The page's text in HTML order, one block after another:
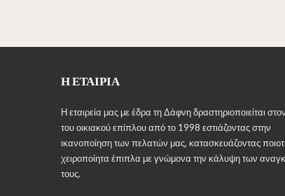
Η ΕΤΑΙΡΊΑ
Η εταιρεία μας με έδρα τη Δάφνη δραστηριοποιείται
του οικιακού επίπλου από το 1998 εστιάζοντας στην
ικανοποίηση των πελατών μας, κατασκευάζοντας
χειροποίητα έπιπλα με γνώμονα την κάλυψη των
τους.